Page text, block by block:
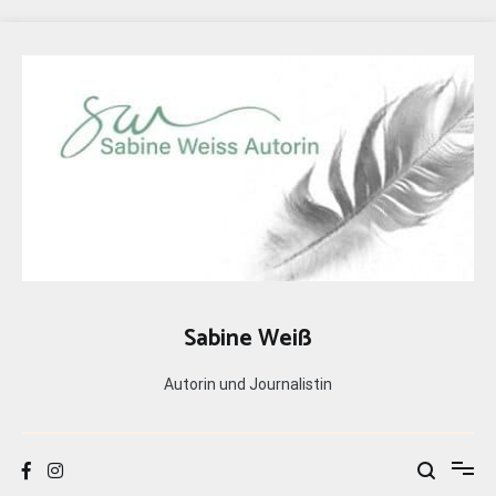
Sabine Weiß
Autorin und Journalistin